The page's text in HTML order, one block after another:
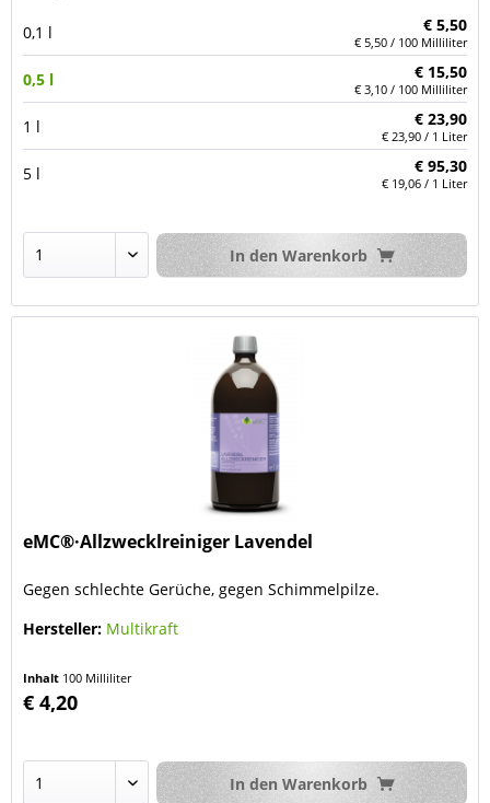
0,1 l € 5,50
€ 5,50 / 100 Milliliter
0,5 l € 15,50
€ 3,10 / 100 Milliliter
1 l € 23,90
€ 23,90 / 1 Liter
5 l € 95,30
€ 19,06 / 1 Liter
In den Warenkorb
eMC®·Allzwecklreiniger Lavendel
Gegen schlechte Gerüche, gegen Schimmelpilze.
Hersteller: Multikraft
Inhalt 100 Milliliter
€ 4,20
In den Warenkorb